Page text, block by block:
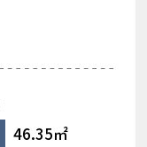
46.35㎡